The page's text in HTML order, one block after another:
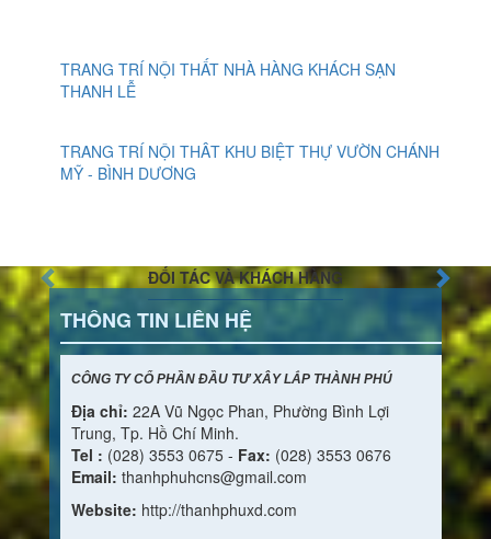
TRANG TRÍ NỘI THẤT NHÀ HÀNG KHÁCH SẠN
THANH LỄ
TRANG TRÍ NỘI THÂT KHU BIỆT THỰ VƯỜN CHÁNH
MỸ - BÌNH DƯƠNG
ĐỐI TÁC VÀ KHÁCH HÀNG
THÔNG TIN LIÊN HỆ
CÔNG TY CỔ PHẦN ĐẦU TƯ XÂY LẮP THÀNH PHÚ
Địa chỉ: 22A Vũ Ngọc Phan, Phường Bình Lợi
Trung, Tp. Hồ Chí Minh.
Tel : (028) 3553 0675 - Fax: (028) 3553 0676
Email: thanhphuhcns@gmail.com
Website: http://thanhphuxd.com